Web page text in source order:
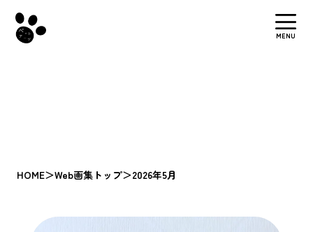
HOME＞Web画集トップ＞2026年5月
MENU